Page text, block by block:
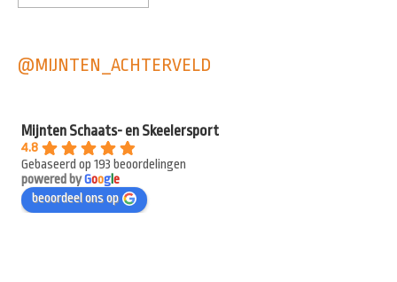
@MIJNTEN_ACHTERVELD
Mijnten Schaats- en Skeelersport
4.8
Gebaseerd op 193 beoordelingen
powered byGooge
beoordeel ons op